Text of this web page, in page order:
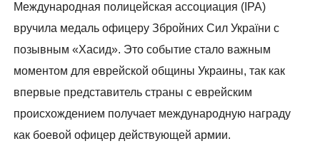
Международная полицейская ассоциация (IPA)
вручила медаль офицеру Збройних Сил України с
позывным «Хасид». Это событие стало важным
моментом для еврейской общины Украины, так как
впервые представитель страны с еврейским
происхождением получает международную награду
как боевой офицер действующей армии.